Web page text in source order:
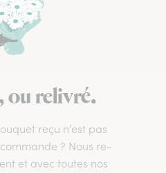
ou relivré.
reçu n’est pas
? Nous re-
et avec toutes nos